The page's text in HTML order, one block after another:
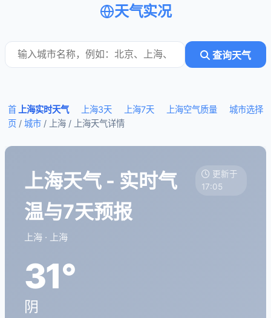
天气实况
查询天气
上海实时天气 上海3天 上海7天 上海空气质量 城市选择
首
页 / 城市 / 上海 / 上海天气详情
上海天气 - 实时气
温与7天预报
上海 · 上海
更新于
17:05
31°
阴